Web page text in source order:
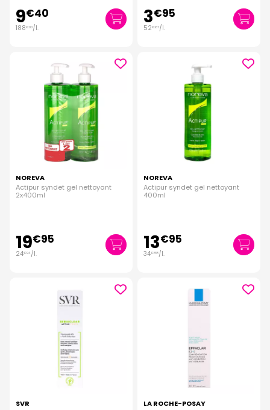
9€40
188€00/l. 3€95
52€67/l.
NOREVA
Actipur syndet gel nettoyant
2x400ml
19€95
24€94 /l.
NOREVA
Actipur syndet gel nettoyant
400ml
13€95
34€88/l.
SVR
LA ROCHE-POSAY